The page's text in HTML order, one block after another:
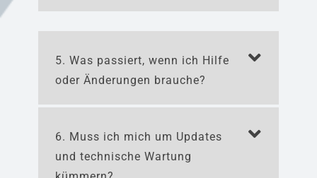
3. Welche Zahlungsarten
können meine Kunden nutzen?
4. Wie schnell kann ich mit
meinem Online Bestellsystem